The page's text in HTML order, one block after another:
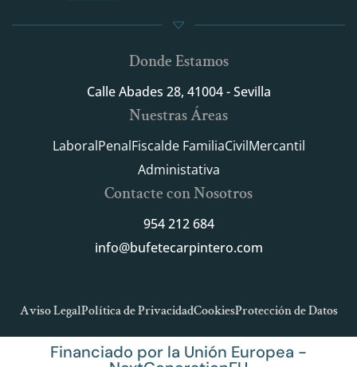
Donde Estamos
Calle Abades 28, 41004 - Sevilla
Nuestras Áreas
LaboralPenalFiscalde FamiliaCivilMercantil
Administativa
Contacte con Nosotros
954 212 684
info@bufetecarpintero.com
Aviso LegalPolítica de PrivacidadCookiesProtección de Datos
Financiado por la Unión Europea -